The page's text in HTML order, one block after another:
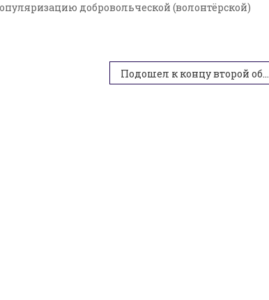
добровольческой (волонтёрской)
Подошел к концу второй образовательный поток проекта «Школы подготовки волонтеров инклюзии»